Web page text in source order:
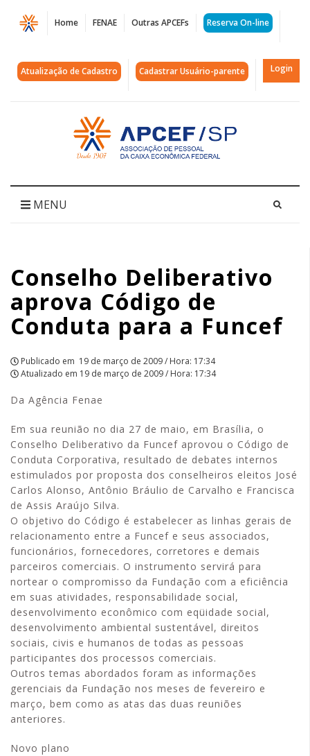
Página
Conselho
Deliberativo
Código
para
|
APCEF/SP
Home FENAE Outras APCEFs Reserva On-line
Atualização de Cadastro Cadastrar Usuário-parente Login
Acessar
página
inicial
MENU
Conselho Deliberativo
aprova Código de
Conduta para a Funcef
Publicado em 19 de março de 2009 / Hora: 17:34
Atualizado em 19 de março de 2009 / Hora: 17:34
Da Agência Fenae
Em sua reunião no dia 27 de maio, em Brasília, o
Conselho Deliberativo da Funcef aprovou o Código de
Conduta Corporativa, resultado de debates internos
estimulados por proposta dos conselheiros eleitos José
Carlos Alonso, Antônio Bráulio de Carvalho e Francisca
de Assis Araújo Silva.
O objetivo do Código é estabelecer as linhas gerais de
relacionamento entre a Funcef e seus associados,
funcionários, fornecedores, corretores e demais
parceiros comerciais. O instrumento servirá para
nortear o compromisso da Fundação com a eficiência
em suas atividades, responsabilidade social,
desenvolvimento econômico com eqüidade social,
desenvolvimento ambiental sustentável, direitos
sociais, civis e humanos de todas as pessoas
participantes dos processos comerciais.
Outros temas abordados foram as informações
gerenciais da Fundação nos meses de fevereiro e
março, bem como as atas das duas reuniões
anteriores.
Novo plano